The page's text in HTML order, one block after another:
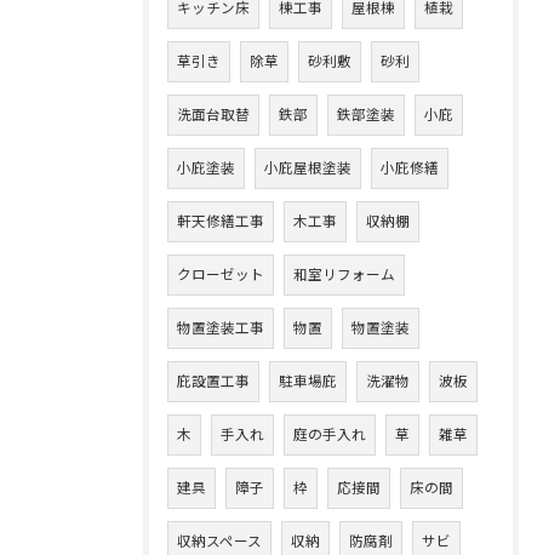
キッチン床 棟工事 屋根棟 植栽
草引き 除草 砂利敷 砂利
洗面台取替 鉄部 鉄部塗装 小庇
小庇塗装 小庇屋根塗装 小庇修繕
軒天修繕工事 木工事 収納棚
クローゼット 和室リフォーム
物置塗装工事 物置 物置塗装
庇設置工事 駐車場庇 洗濯物 波板
木 手入れ 庭の手入れ 草 雑草
建具 障子 枠 応接間 床の間
収納スペース 収納 防腐剤 サビ